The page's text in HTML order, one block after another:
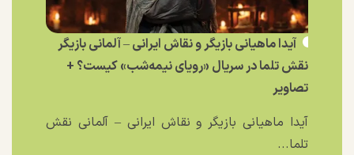
آیدا ماهیانی بازیگر و نقاش ایرانی – آلمانی بازیگر
نقش تلما در سریال «رویای نیمه‌شب» کیست؟ +
تصاویر
آیدا ماهیانی بازیگر و نقاش ایرانی – آلمانی نقش
تلما...